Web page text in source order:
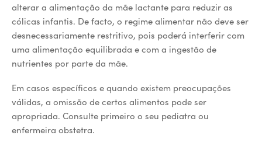
alterar a alimentação da mãe lactante para reduzir as
cólicas infantis. De facto, o regime alimentar não deve ser
desnecessariamente restritivo, pois poderá interferir com
uma alimentação equilibrada e com a ingestão de
nutrientes por parte da mãe.
Em casos específicos e quando existem preocupações
válidas, a omissão de certos alimentos pode ser
apropriada. Consulte primeiro o seu pediatra ou
enfermeira obstetra.